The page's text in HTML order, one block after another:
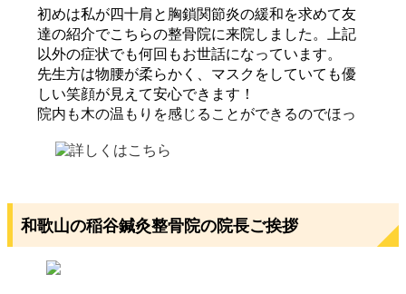
初めは私が四十肩と胸鎖関節炎の緩和を求めて友
達の紹介でこちらの整骨院に来院しました。上記
以外の症状でも何回もお世話になっています。
先生方は物腰が柔らかく、マスクをしていても優
しい笑顔が見えて安心できます！
院内も木の温もりを感じることができるのでほっ
★★★★★ 松本万鈴様
和歌山の稲谷鍼灸整骨院の院長ご挨拶